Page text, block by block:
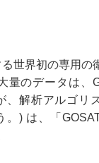
世界初の専用の
量のデータは、
解析アルゴリ
。) は、「